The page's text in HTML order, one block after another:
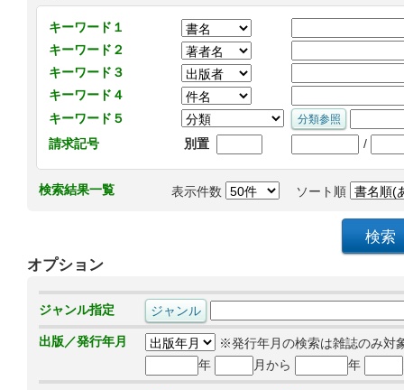
キーワード１
キーワード２
キーワード３
キーワード４
キーワード５
請求記号
別置 /
検索結果一覧 表示件数 ソート順
オプション
ジャンル指定
出版／発行年月
※発行年月の検索は雑誌のみ対
年
月から 年